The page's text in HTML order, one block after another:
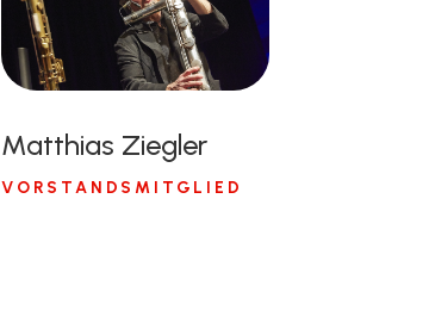
Matthias Ziegler
VORSTANDSMITGLIED